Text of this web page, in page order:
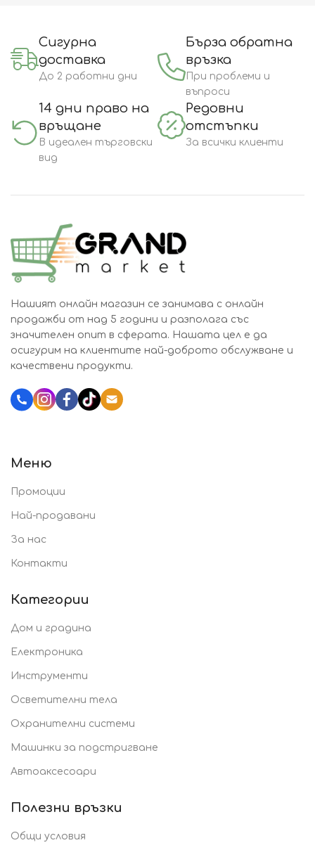
Сигурна
доставка
До 2 работни дни
Бърза обратна
връзка
При проблеми и
въпроси
14 дни право на
връщане
В идеален търговски
вид
Редовни
отстъпки
За всички клиенти
Нашият онлайн магазин се занимава с онлайн
продажби от над 5 години и разполага със
значителен опит в сферата. Нашата цел е да
осигурим на клиентите най-доброто обслужване и
качествени продукти.
Меню
Промоции
Най-продавани
За нас
Контакти
Категории
Дом и градина
Електроника
Инструменти
Осветителни тела
Охранителни системи
Машинки за подстригване
Автоаксесоари
Полезни връзки
Общи условия